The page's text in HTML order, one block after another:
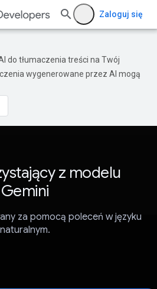
Zaloguj się
do tłumaczenia treści na Twój
wygenerowane przez AI mogą
z modelu
Gemini
za pomocą poleceń w języku
naturalnym.